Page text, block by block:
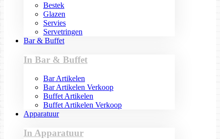
Bestek
Glazen
Servies
Servetringen
Bar & Buffet
In Bar & Buffet
Bar Artikelen
Bar Artikelen Verkoop
Buffet Artikelen
Buffet Artikelen Verkoop
Apparatuur
In Apparatuur